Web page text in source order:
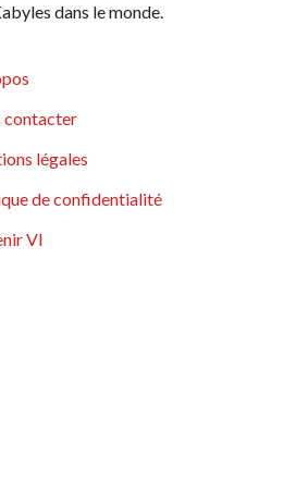
dans le monde.
contacter
légales
de confidentialité
VI